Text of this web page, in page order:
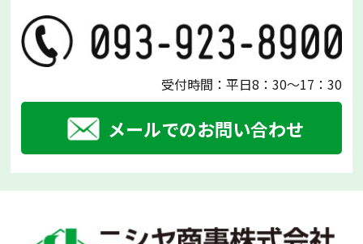
受付時間：平日8：30～17：30
メールでのお問い合わせ